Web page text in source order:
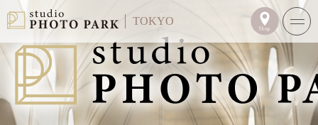
TOKYO